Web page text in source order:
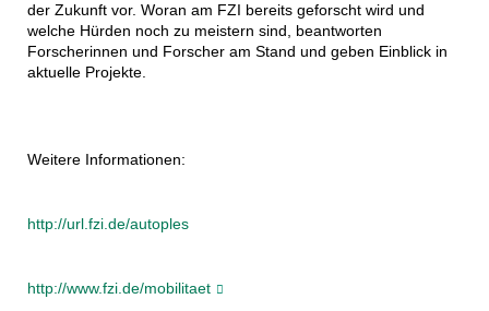
der Zukunft vor. Woran am FZI bereits geforscht wird und
welche Hürden noch zu meistern sind, beantworten
Forscherinnen und Forscher am Stand und geben Einblick in
aktuelle Projekte.
Weitere Informationen:
http://url.fzi.de/autoples
http://www.fzi.de/mobilitaet